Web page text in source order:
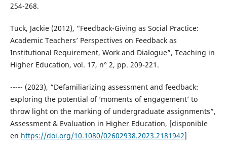
254-268.
Tuck, Jackie (2012), “Feedback-Giving as Social Practice:
Academic Teachers’ Perspectives on Feedback as
Institutional Requirement, Work and Dialogue”, Teaching in
Higher Education, vol. 17, n° 2, pp. 209-221.
----- (2023), “Defamiliarizing assessment and feedback:
exploring the potential of ‘moments of engagement’ to
throw light on the marking of undergraduate assignments”,
Assessment & Evaluation in Higher Education, [disponible
en https://doi.org/10.1080/02602938.2023.2181942]